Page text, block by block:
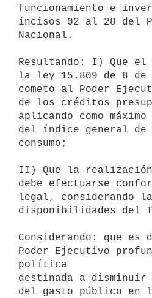
funcionamiento e
incisos 02 al 28 del
Nacional.
Resultando: I) Que
la ley 15.809 de 8 de
cometo al Poder
de los créditos
aplicando como
del índice general
consumo;
II) Que la
debe efectuarse
legal, considerando
disponibilidades del
Considerando: que es
Poder Ejecutivo
política
destinada a
del gasto público en